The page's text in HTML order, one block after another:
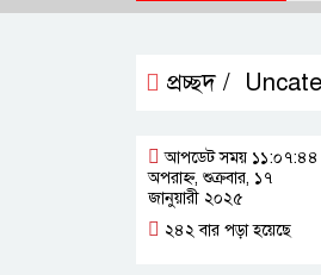
প্রচ্ছদ /
আপডেট সময় ১১:০৭:৪৪
অপরাহ্ন, শুক্রবার, ১৭
জানুয়ারী ২০২৫
২৪২ বার পড়া হয়েছে